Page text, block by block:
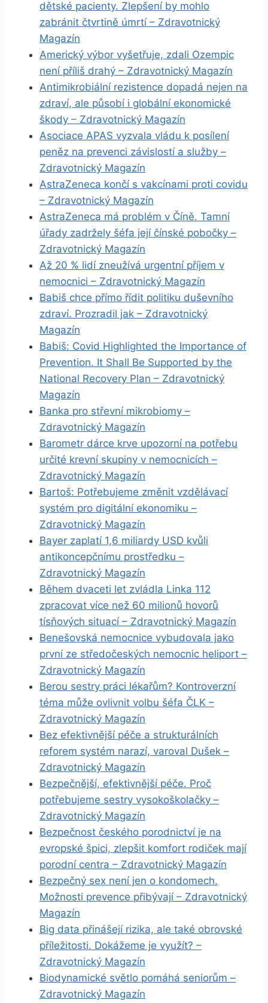
dětské pacienty. Zlepšení by mohlo
zabránit čtvrtině úmrtí – Zdravotnický
Magazín
Americký výbor vyšetřuje, zdali Ozempic
není příliš drahý – Zdravotnický Magazín
Antimikrobiální rezistence dopadá nejen na
zdraví, ale působí i globální ekonomické
škody – Zdravotnický Magazín
Asociace APAS vyzvala vládu k posílení
peněz na prevenci závislostí a služby –
Zdravotnický Magazín
AstraZeneca končí s vakcínami proti covidu
– Zdravotnický Magazín
AstraZeneca má problém v Číně. Tamní
úřady zadržely šéfa její čínské pobočky –
Zdravotnický Magazín
Až 20 % lidí zneužívá urgentní příjem v
nemocnici – Zdravotnický Magazín
Babiš chce přímo řídit politiku duševního
zdraví. Prozradil jak – Zdravotnický
Magazín
Babiš: Covid Highlighted the Importance of
Prevention. It Shall Be Supported by the
National Recovery Plan – Zdravotnický
Magazín
Banka pro střevní mikrobiomy –
Zdravotnický Magazín
Barometr dárce krve upozorní na potřebu
určité krevní skupiny v nemocnicích –
Zdravotnický Magazín
Bartoš: Potřebujeme změnit vzdělávací
systém pro digitální ekonomiku –
Zdravotnický Magazín
Bayer zaplatí 1,6 miliardy USD kvůli
antikoncepčnímu prostředku –
Zdravotnický Magazín
Během dvaceti let zvládla Linka 112
zpracovat více než 60 milionů hovorů
tísňových situací – Zdravotnický Magazín
Benešovská nemocnice vybudovala jako
první ze středočeských nemocnic heliport –
Zdravotnický Magazín
Berou sestry práci lékařům? Kontroverzní
téma může ovlivnit volbu šéfa ČLK –
Zdravotnický Magazín
Bez efektivnější péče a strukturálních
reforem systém narazí, varoval Dušek –
Zdravotnický Magazín
Bezpečnější, efektivnější péče. Proč
potřebujeme sestry vysokoškolačky –
Zdravotnický Magazín
Bezpečnost českého porodnictví je na
evropské špici, zlepšit komfort rodiček mají
porodní centra – Zdravotnický Magazín
Bezpečný sex není jen o kondomech.
Možnosti prevence přibývají – Zdravotnický
Magazín
Big data přinášejí rizika, ale také obrovské
příležitosti. Dokážeme je využít? –
Zdravotnický Magazín
Biodynamické světlo pomáhá seniorům –
Zdravotnický Magazín